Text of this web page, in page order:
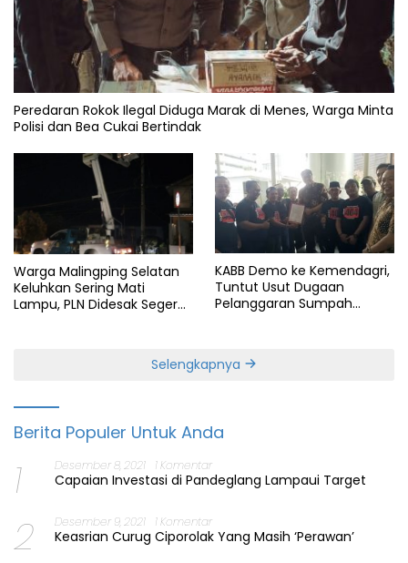
Peredaran Rokok Ilegal Diduga Marak di Menes, Warga Minta
Polisi dan Bea Cukai Bertindak
Warga Malingping Selatan
Keluhkan Sering Mati
Lampu, PLN Didesak Segera
KABB Demo ke Kemendagri,
Tuntut Usut Dugaan
Pelanggaran Sumpah
Selengkapnya
Berita Populer Untuk Anda
1 Desember 8, 2021 1 Komentar
Capaian Investasi di Pandeglang Lampaui Target
2 Desember 9, 2021 1 Komentar
Keasrian Curug Ciporolak Yang Masih ‘Perawan’